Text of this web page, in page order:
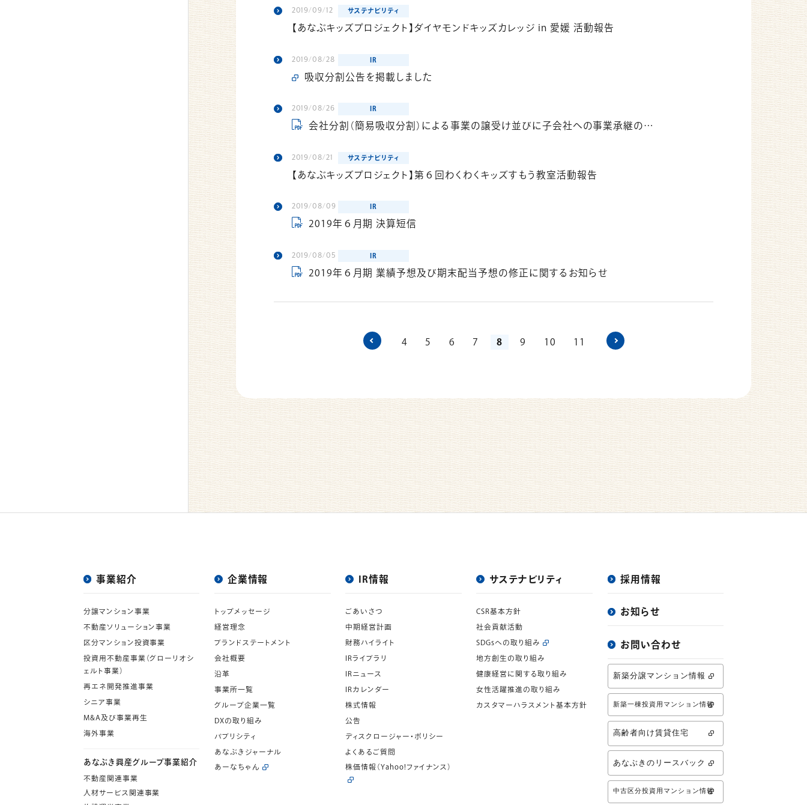
2019/09/12 サステナビリティ
【あなぶキッズプロジェクト】ダイヤモンドキッズカレッジ in 愛媛 活動報告
2019/08/28 IR
吸収分割公告を掲載しました
2019/08/26 IR
会社分割（簡易吸収分割）による事業の譲受け並びに子会社への事業承継のお知らせ
2019/08/21 サステナビリティ
【あなぶキッズプロジェクト】第６回わくわくキッズすもう教室活動報告
2019/08/09 IR
2019年６月期 決算短信
2019/08/05 IR
2019年６月期 業績予想及び期末配当予想の修正に関するお知らせ
4 5 6 7 8 9 10 11
次のページへ
事業紹介
分譲マンション事業
不動産ソリューション事業
区分マンション投資事業
投資用不動産事業（グローリオシ
ェルト事業）
再エネ開発推進事業
シニア事業
M&A及び事業再生
海外事業
あなぶき興産グループ事業紹介
不動産関連事業
人材サービス関連事業
企業情報
トップメッセージ
経営理念
ブランドステートメント
会社概要
沿革
事業所一覧
グループ企業一覧
DXの取り組み
パブリシティ
あなぶきジャーナル
あーなちゃん
IR情報
ごあいさつ
中期経営計画
財務ハイライト
IRライブラリ
IRニュース
IRカレンダー
株式情報
公告
ディスクロージャー・ポリシー
よくあるご質問
株価情報 （Yahoo!ファイナンス）
サステナビリティ
CSR基本方針
社会貢献活動
SDGsへの取り組み
地方創生の取り組み
健康経営に関する取り組み
女性活躍推進の取り組み
カスタマーハラスメント基本方針
採用情報
お知らせ
お問い合わせ
新築分譲マンション情報
新築一棟投資用マンション情報
高齢者向け賃貸住宅
あなぶきのリースバック
中古区分投資用マンション情報